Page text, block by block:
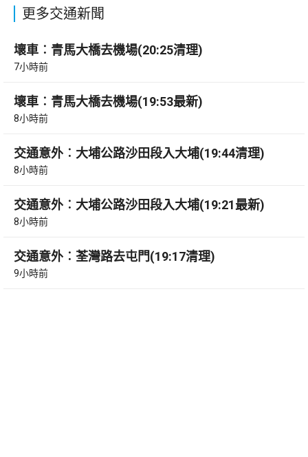
更多交通新聞
壞車︰青馬大橋去機場(20:25清理)
7小時前
壞車︰青馬大橋去機場(19:53最新)
8小時前
交通意外︰大埔公路沙田段入大埔(19:44清理)
8小時前
交通意外︰大埔公路沙田段入大埔(19:21最新)
8小時前
交通意外︰荃灣路去屯門(19:17清理)
9小時前